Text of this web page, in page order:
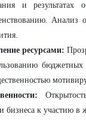
и результатах
Анализ
ресурсами:
бизнеса к участию